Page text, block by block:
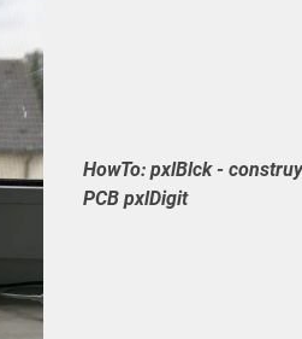
HowTo: pxlBlck -
PCB pxlDigit